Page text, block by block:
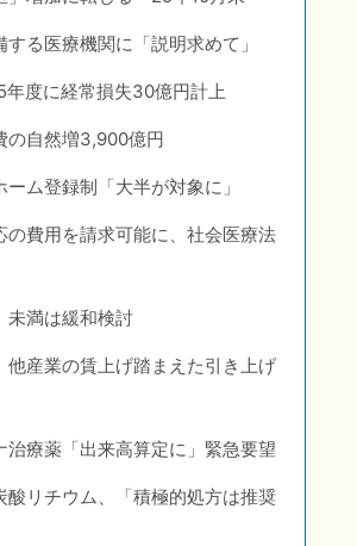
する医療機関に「説明求めて」
年度に経常損失30億円計上
の自然増3,900億円
ム登録制「大半が対象に」
の費用を請求可能に、社会医療法
未満は緩和検討
他産業の賃上げ踏まえた引き上げ
治療薬「出来高算定に」緊急要望
酸リチウム、「積極的処方は推奨